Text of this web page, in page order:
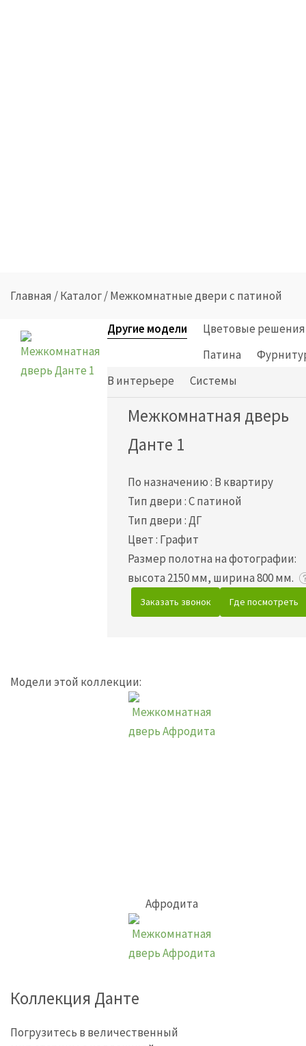
Главная /Каталог/Межкомнатные двери с патиной
Межкомнатная дверь
Данте 1
По назначению: В квартиру
Тип двери :С патиной
Тип двери :ДГ
Цвет: Графит
Размер полотна на фотографии:
высота 2150 мм, ширина 800 мм.
Заказать звонок Где посмотреть
Другие модели
Цветовые решения
Патина
В интерьере
Cистемы
Модели этой коллекции:
Афродита
Коллекция Данте
Погрузитесь в величественный